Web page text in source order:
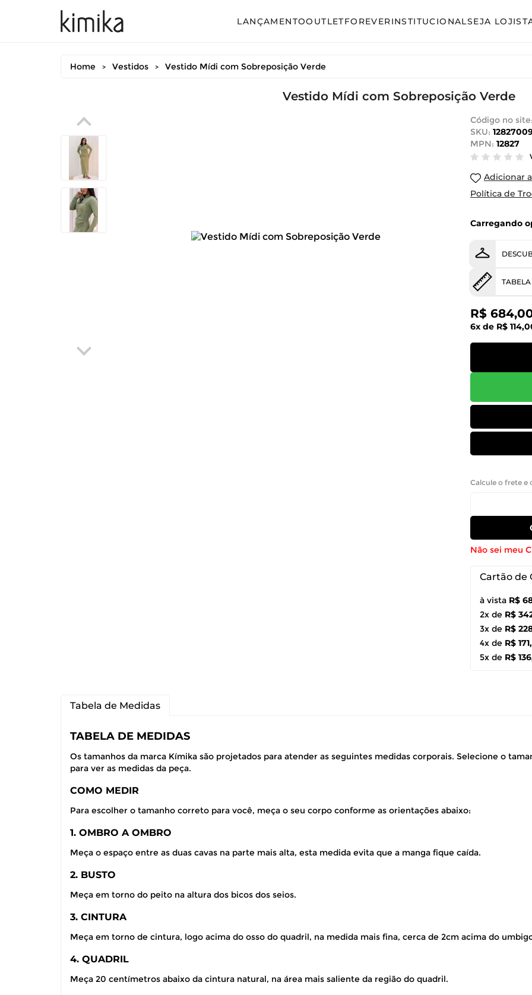
LANÇAMENTO
Conjunto Calça
Conjunto Saia
OUTLET
Conjunto Calça
Conjunto Saia
FOREVERINSTITUCIONALSEJA
Home > Vestidos > Vestido Mídi com Sobreposição Verde
Vestido Mídi com Sobreposição Verde
Código no site:
SKU:
MPN: 12827
Adicionar
Política de
Carregando
R$
6x de R$
Calcule o frete e
Não sei meu
Cartão de
à vista R$
2x de R$
3x de R$
4x de R$
5x de R$
Tabela de Medidas
TABELA DE MEDIDAS
Os tamanhos da marca Kímika são projetados para atender as seguintes medidas corporais. Selecione o
para ver as medidas da peça.
COMO MEDIR
Para escolher o tamanho correto para você, meça o seu corpo conforme as orientações abaixo:
1. OMBRO A OMBRO
Meça o espaço entre as duas cavas na parte mais alta, esta medida evita que a manga fique caída.
2. BUSTO
Meça em torno do peito na altura dos bicos dos seios.
3. CINTURA
Meça em torno de cintura, logo acima do osso do quadril, na medida mais fina, cerca de 2cm acima do
4. QUADRIL
Meça 20 centímetros abaixo da cintura natural, na área mais saliente da região do quadril.